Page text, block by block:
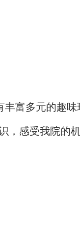
丰富多元的趣
，感受我院的机